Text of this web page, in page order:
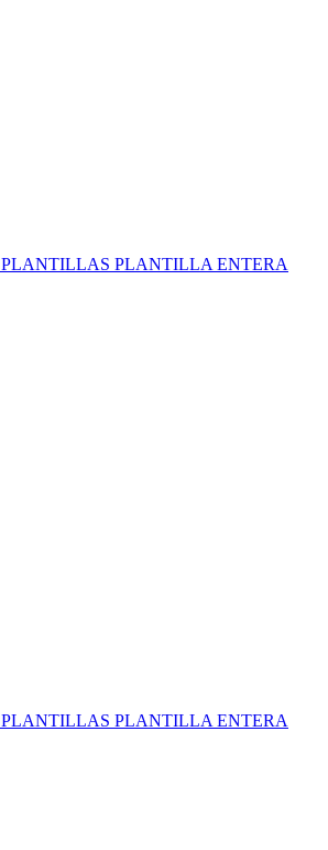
PLANTILLAS PLANTILLA ENTERA
PLANTILLAS PLANTILLA ENTERA